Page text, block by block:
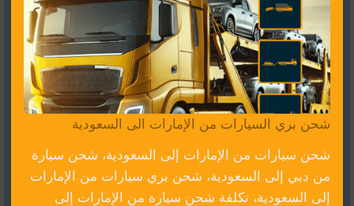
شحن بري السيارات من الإمارات الى السعودية
شحن سيارات من الإمارات إلى السعودية، شحن سيارة
من دبي إلى السعودية، شحن بري سيارات من الإمارات
إلى السعودية، تكلفة شحن سيارة من الإمارات إلى